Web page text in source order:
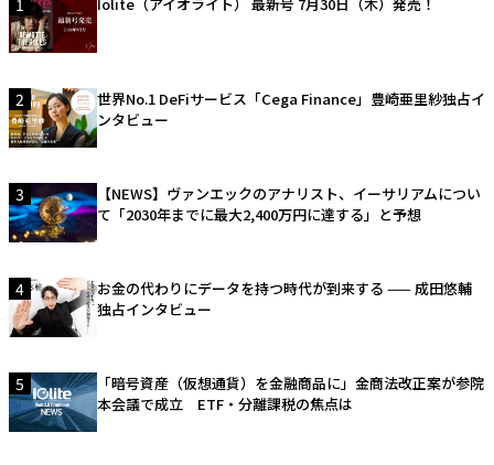
2
世界No.1 DeFiサービス「Cega Finance」豊崎亜里紗独占イ
ンタビュー
3
【NEWS】ヴァンエックのアナリスト、イーサリアムについ
て「2030年までに最大2,400万円に達する」と予想
4
お金の代わりにデータを持つ時代が到来する —— 成田悠輔
独占インタビュー
5
「暗号資産（仮想通貨）を金融商品に」金商法改正案が参院
本会議で成立 ETF・分離課税の焦点は